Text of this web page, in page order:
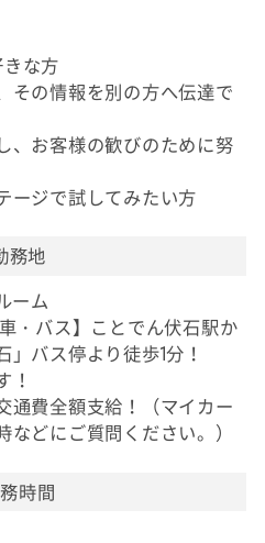
な方
の情報を別の方へ伝達で
お客様の歓びのために努
ジで試してみたい方
務地
ーム
・バス】ことでん伏石駅か
バス停より徒歩1分！
！
費全額支給！（マイカー
どにご質問ください。）
時間